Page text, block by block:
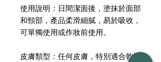
使用說明：日間潔面後，塗抹於面部
和頸部，產品柔滑細膩，易於吸收，
可單獨使用或作妝前使用。
皮膚類型：任何皮膚，特別適合乾性